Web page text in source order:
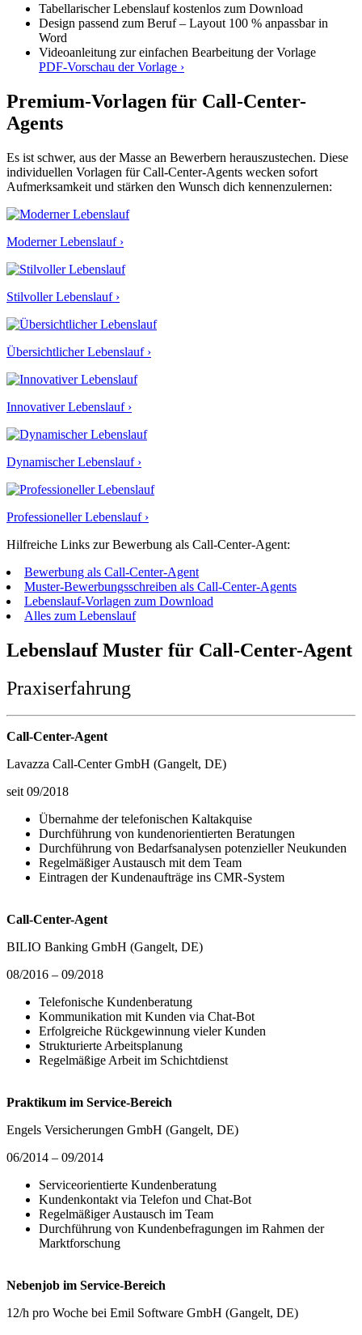
Tabellarischer Lebenslauf kostenlos zum Download
Design passend zum Beruf – Layout 100 % anpassbar in
Word
Videoanleitung zur einfachen Bearbeitung der Vorlage
PDF-Vorschau der Vorlage ›
Premium-Vorlagen für Call-Center-
Agents
Es ist schwer, aus der Masse an Bewerbern herauszustechen. Diese
individuellen Vorlagen für Call-Center-Agents wecken sofort
Aufmerksamkeit und stärken den Wunsch dich kennenzulernen:
Moderner Lebenslauf ›
Stilvoller Lebenslauf ›
Übersichtlicher Lebenslauf ›
Innovativer Lebenslauf ›
Dynamischer Lebenslauf ›
Professioneller Lebenslauf ›
Hilfreiche Links zur Bewerbung als Call-Center-Agent:
Bewerbung als Call-Center-Agent
Muster-Bewerbungsschreiben als Call-Center-Agents
Lebenslauf-Vorlagen zum Download
Alles zum Lebenslauf
Lebenslauf Muster für Call-Center-Agent
Praxiserfahrung
Call-Center-Agent
Lavazza Call-Center GmbH (Gangelt, DE)
seit 09/2018
Übernahme der telefonischen Kaltakquise
Durchführung von kundenorientierten Beratungen
Durchführung von Bedarfsanalysen potenzieller Neukunden
Regelmäßiger Austausch mit dem Team
Eintragen der Kundenaufträge ins CMR-System
Call-Center-Agent
BILIO Banking GmbH (Gangelt, DE)
08/2016 – 09/2018
Telefonische Kundenberatung
Kommunikation mit Kunden via Chat-Bot
Erfolgreiche Rückgewinnung vieler Kunden
Strukturierte Arbeitsplanung
Regelmäßige Arbeit im Schichtdienst
Praktikum im Service-Bereich
Engels Versicherungen GmbH (Gangelt, DE)
06/2014 – 09/2014
Serviceorientierte Kundenberatung
Kundenkontakt via Telefon und Chat-Bot
Regelmäßiger Austausch im Team
Durchführung von Kundenbefragungen im Rahmen der
Marktforschung
Nebenjob im Service-Bereich
12/h pro Woche bei Emil Software GmbH (Gangelt, DE)